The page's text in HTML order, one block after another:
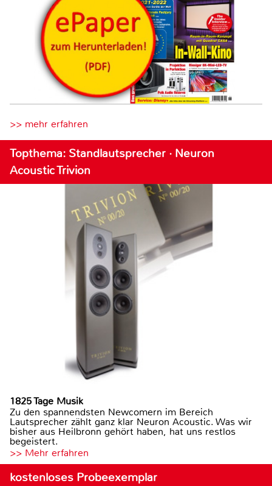
>> mehr erfahren
Topthema: Standlautsprecher · Neuron
Acoustic Trivion
1825 Tage Musik
Zu den spannendsten Newcomern im Bereich
Lautsprecher zählt ganz klar Neuron Acoustic. Was wir
bisher aus Heilbronn gehört haben, hat uns restlos
begeistert.
>> Mehr erfahren
kostenloses Probeexemplar